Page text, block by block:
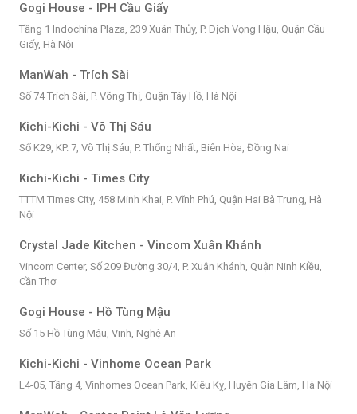
Gogi House - IPH Cầu Giấy
Tầng 1 Indochina Plaza, 239 Xuân Thủy, P. Dịch Vọng Hậu, Quận Cầu
Giấy, Hà Nội
ManWah - Trích Sài
Số 74 Trích Sài, P. Võng Thị, Quận Tây Hồ, Hà Nội
Kichi-Kichi - Võ Thị Sáu
Số K29, KP. 7, Võ Thị Sáu, P. Thống Nhất, Biên Hòa, Đồng Nai
Kichi-Kichi - Times City
TTTM Times City, 458 Minh Khai, P. Vĩnh Phú, Quận Hai Bà Trưng, Hà
Nội
Crystal Jade Kitchen - Vincom Xuân Khánh
Vincom Center, Số 209 Đường 30/4, P. Xuân Khánh, Quận Ninh Kiều,
Cần Thơ
Gogi House - Hồ Tùng Mậu
Số 15 Hồ Tùng Mậu, Vinh, Nghệ An
Kichi-Kichi - Vinhome Ocean Park
L4-05, Tầng 4, Vinhomes Ocean Park, Kiêu Kỵ, Huyện Gia Lâm, Hà Nội